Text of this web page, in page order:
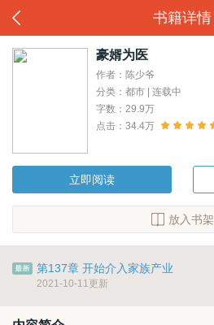
书籍详情
豪婿为医
作者：陈少爷
分类：都市 | 连载中
字数：29.9万
点击：34.4万
立即阅读
放入书架
第137章 开始介入家族产业
2021-10-11更新